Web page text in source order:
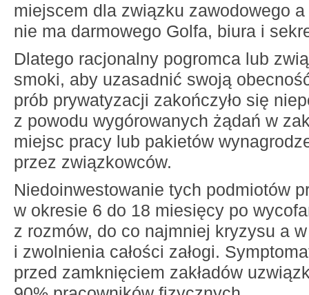
miejscem dla związku zawodowego
nie ma darmowego Golfa, biura i
Dlatego racjonalny pogromca lub
smoki, aby uzasadnić swoją
prób prywatyzacji zakończyło się
z powodu wygórowanych żądań w
miejsc pracy lub pakietów
przez związkowców.
Niedoinwestowanie tych podmiotów
w okresie 6 do 18 miesięcy po
z rozmów, do co najmniej kryzysu a
i zwolnienia całości załogi.
przed zamknięciem zakładów